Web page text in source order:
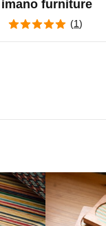
imano furniture
(1)